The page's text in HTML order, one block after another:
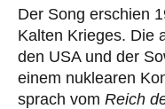
Der Song erschien
Kalten Krieges. Die
den USA und der
einem nuklearen
sprach vom Reich